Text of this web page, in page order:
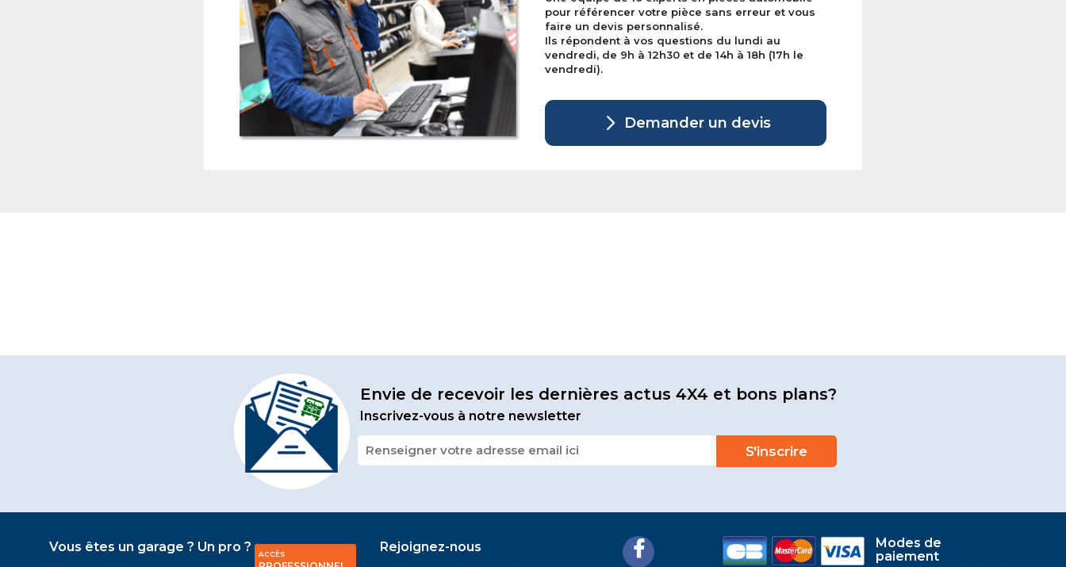
pour référencer votre pièce sans erreur et vous
faire un devis personnalisé.
Ils répondent à vos questions du lundi au
vendredi, de 9h à 12h30 et de 14h à 18h (17h le
vendredi).
Demander un devis
Envie de recevoir les dernières actus 4X4 et bons plans?
Inscrivez-vous à notre newsletter
Vous êtes un garage ? Un pro ? ACCÈS Rejoignez-nous
Modes de
paiement